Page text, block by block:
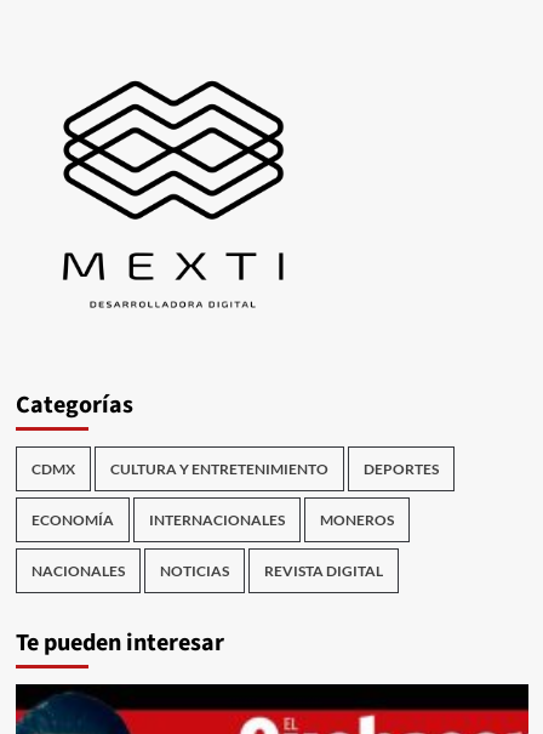
Categorías
CDMX CULTURA Y ENTRETENIMIENTO DEPORTES
ECONOMÍA INTERNACIONALES MONEROS
NACIONALES NOTICIAS REVISTA DIGITAL
Te pueden interesar